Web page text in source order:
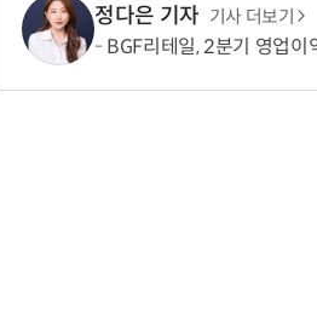
정다은 기자 기사 더보기
BGF리테일, 2분기 영업